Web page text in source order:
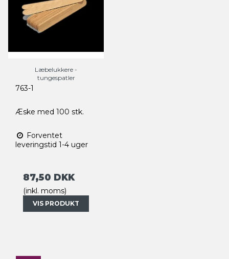
Læbelukkere -
tungespatler
763-1
Æske med 100 stk.
Forventet
leveringstid 1-4 uger
87,50 DKK
(inkl. moms)
VIS PRODUKT